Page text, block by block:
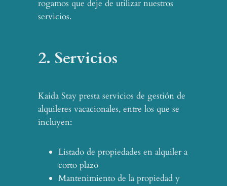
rogamos que deje de utilizar nuestros
servicios.
2. Servicios
Kaida Stay presta servicios de gestión de
alquileres vacacionales, entre los que se
incluyen:
Listado de propiedades en alquiler a
corto plazo
Mantenimiento de la propiedad y